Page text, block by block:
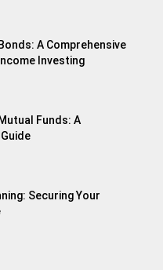
A Comprehensive
Investing
Funds: A
Securing Your